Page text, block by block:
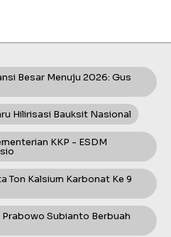
Besar Menuju 2026: Gus
Hilirisasi Bauksit Nasional
KKP - ESDM
Ton Kalsium Karbonat Ke 9
Subianto Berbuah